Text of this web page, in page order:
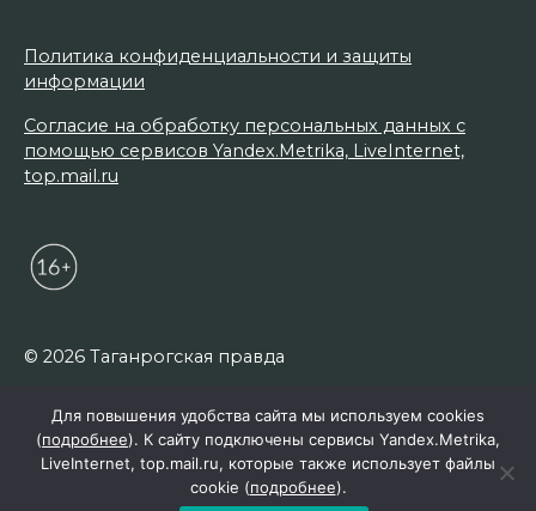
Политика конфиденциальности и защиты
информации
Согласие на обработку персональных данных с
помощью сервисов Yandex.Metrika, LiveInternet,
top.mail.ru
© 2026 Таганрогская правда
Для повышения удобства сайта мы используем cookies
(подробнее). К сайту подключены сервисы Yandex.Metrika,
LiveInternet, top.mail.ru, которые также использует файлы
cookie (подробнее).